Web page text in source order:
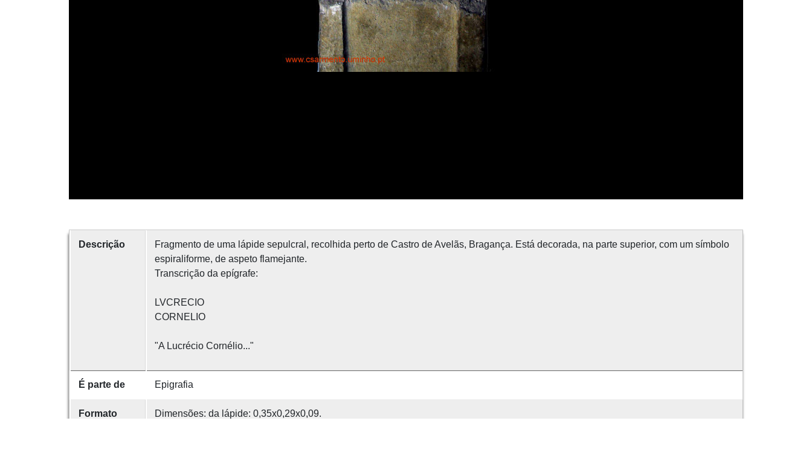
Descrição
Fragmento de uma lápide sepulcral, recolhida perto de Castro de Avelãs, Bragança. Está decorada, na parte superior, com um símbolo
espiraliforme, de aspeto flamejante.
Transcrição da epígrafe:
LVCRECIO
CORNELIO
"A Lucrécio Cornélio..."
É parte de Epigrafia
Formato
Dimensões: da lápide: 0,35x0,29x0,09.